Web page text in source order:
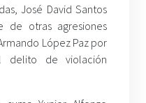
José David Santos
de otras agresiones
López Paz por
delito de violación